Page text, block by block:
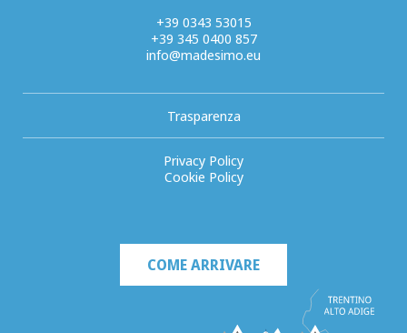
+39 0343 53015
+39 345 0400 857
info@madesimo.eu
Trasparenza
Privacy Policy
Cookie Policy
COME ARRIVARE